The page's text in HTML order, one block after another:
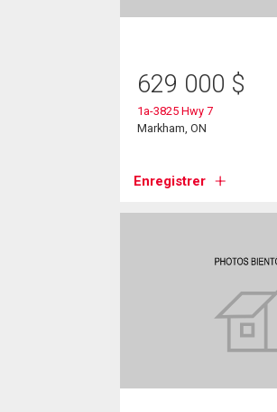
629 000 $
1a-3825 Hwy 7
Markham, ON
Enregistrer